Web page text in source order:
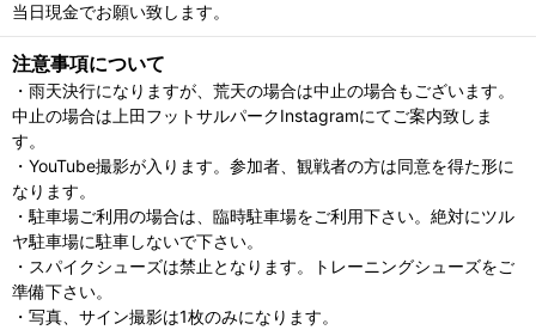
当日現金でお願い致します。
注意事項について
・雨天決行になりますが、荒天の場合は中止の場合もございます。
中止の場合は上田フットサルパークInstagramにてご案内致しま
す。
・YouTube撮影が入ります。参加者、観戦者の方は同意を得た形に
なります。
・駐車場ご利用の場合は、臨時駐車場をご利用下さい。絶対にツル
ヤ駐車場に駐車しないで下さい。
・スパイクシューズは禁止となります。トレーニングシューズをご
準備下さい。
・写真、サイン撮影は1枚のみになります。